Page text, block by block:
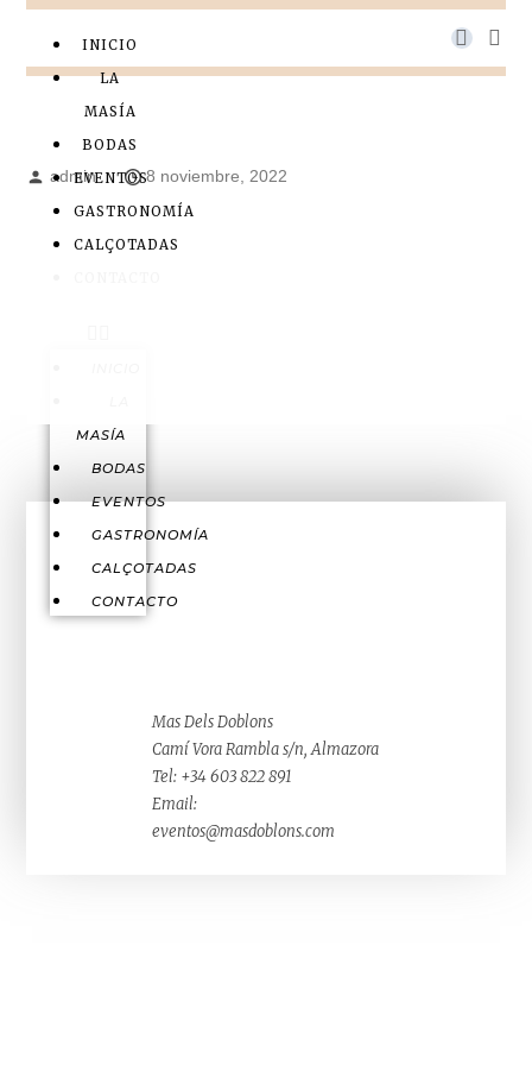
INICIO
LA
MASÍA
BODAS
EVENTOS
GASTRONOMÍA
CALÇOTADAS
MASÍA
BODAS
EVENTOS
GASTRONOMÍA
CALÇOTADAS
CONTACTO
admin 8 noviembre, 2022
Mas Dels Doblons
Camí Vora Rambla s/n, Almazora
Tel: +34 603 822 891
Email:
eventos@masdoblons.com